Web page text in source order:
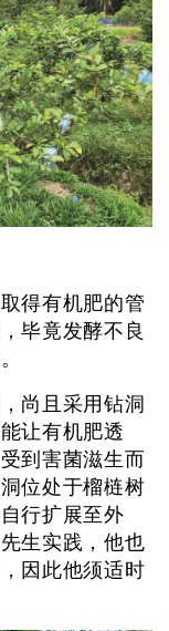
得有机肥的管
毕竟发酵不良
尚且采用钻洞
让有机肥透
到害菌滋生而
位处于榴梿树
行扩展至外
生实践，他也
因此他须适时